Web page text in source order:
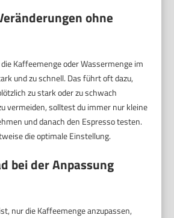
ohne
Kaffeemenge oder Wassermenge im
und zu schnell. Das führt oft dazu,
zu stark oder zu schwach
vermeiden, solltest du immer nur kleine
und danach den Espresso testen.
die optimale Einstellung.
bei der Anpassung
nur die Kaffeemenge anzupassen,